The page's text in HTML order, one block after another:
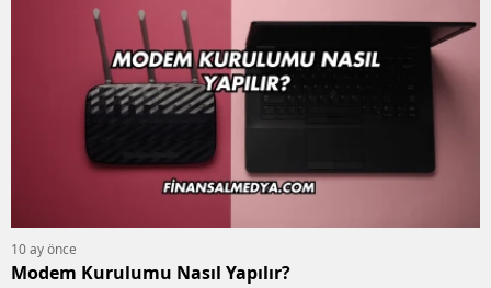
10 ay önce
Modem Kurulumu Nasıl Yapılır?